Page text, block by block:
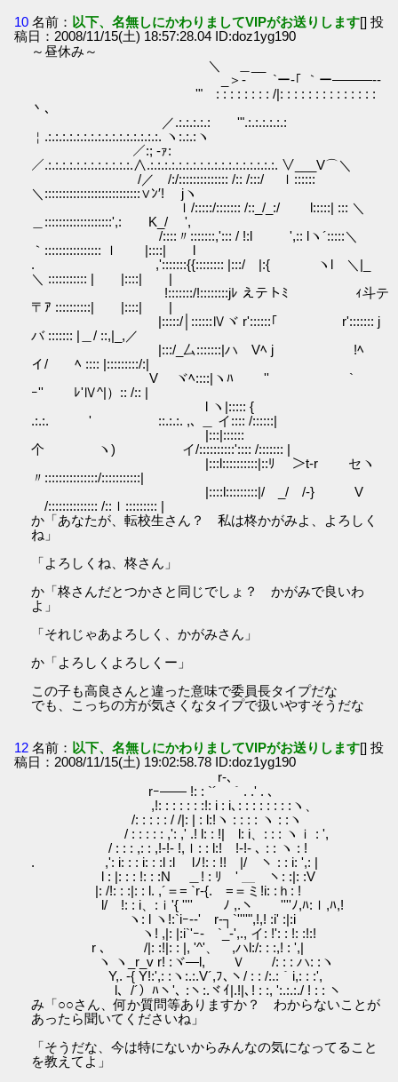
10 名前： 以下、名無しにかわりましてVIPがお送りします[] 投
稿日：2008/11/15(土) 18:57:28.04 ID:doz1yg190
～昼休み～
＼ ＿__
_＞‐ `ー‐｢ ｀ー―――‐-
'" : : : : : : : : /|: : : : : : : : : : : : : :
丶､
／.:.:.:.:.: '".:.:.:.:.:.:
￤.:.:.:.:.:.:.:.:.:.:.:.:.:.:.:.:. ヽ:.:.:ヽ
／:; -ｧ:
／.:.:.:.:.:.:.:.:.:.:.:.:.∧.:.:.:.:.:.:.:.:.:.:.:.:.:.:.:.:.:.:. ∨___V⌒＼
/／ /:/:::::::::::::: /:: /:::/ ｌ::::::
＼:::::::::::::::::::::::::::∨ﾝ′! jヽ
ｌ/:::::/::::::: /::_/_:/ l:::::| ::: ＼
＿:::::::::::::::::::',: K_/ ',
/::::〃:::::::,'::: / !:l ',:: lヽ´:::::＼
｀:::::::::::::::: ｌ |::::| l
. ,':::::::{{:::::::: |:::/ |:{ ヽl ＼|_
＼ ::::::::::: | |::::| |
!:::::::/!::::::::jﾚ えテトﾐ ｨ斗テ
〒ｱ ::::::::::| |::::| |
|:::::/│::::::Ⅳヾ r'::::::｢ r'::::::: j
バ ::::::: |＿/ ::,|_,／
|:::/_厶:::::::|ハ Vﾍ j !ﾍ
イ/ ﾍ :::: |:::::::::/:|
V ヾﾍ::::|ヽﾊ ゞ '' `
ｰ'' ﾚ'Ⅳ^|）:: /:: |
l ヽ|::::: {
.:.:. ' ::.:.:. ,､ ＿ イ:::: /::::::|
|:::|::::::
个 ヽ) イ/::::::::::':::: /::::::: |
|:::l::::::::::|::ﾘ ＞t-r セヽ
〃:::::::::::::::/:::::::::::|
|::::l:::::::::|/ _/ /-} V
/:::::::::::::: /::ｌ::::::::: |
か「あなたが、転校生さん？ 私は柊かがみよ、よろしく
ね」
「よろしくね、柊さん」
か「柊さんだとつかさと同じでしょ？ かがみで良いわ
よ」
「それじゃあよろしく、かがみさん」
か「よろしくよろしくー」
この子も高良さんと違った意味で委員長タイプだな
でも、こっちの方が気さくなタイプで扱いやすそうだな
12 名前： 以下、名無しにかわりましてVIPがお送りします[] 投
稿日：2008/11/15(土) 19:02:58.78 ID:doz1yg190
r-､
rｰ―― !: : `´￣｀. .' . ､
,!: : : : : : :!: i : i､: : : : : : : :ヽ、
/: : : : : / /|: | : l:!ヽ : : : : ヽ : :ヽ
/ : : : : : ,': ,' .! l: : !| l: i、: : : ヽｉ : ',
/ : : : ,: : ,!-!‐ !,ｌ: : l:! !‐!- ､ : : ヽ : !
. ,': i: : : i: : :l :l lﾉ!: : !! |/ ヽ : : i: ',: |
l : |: : : !: : :N ＿! : ﾘ ' ＿ ヽ: :|: :V
|: /!: : :|: : l. ,´＝= `r‐{. =＝ミ!i: :ｈ: !
l/ !: : i、:ｉ'{ '''' ﾉ ,.ヽ ''''ﾉ,ﾊ:ｌ,ﾊ,!
ヽ: l ヽ!:`iｰ‐‐' r‐┐`''''",!,! :i' :|:i
ヽ! ,|: |:i`'ｰ- `_‐',., イ: !': : !: :!:!
r ､ /|: :!|: : |, '^'、 ,ハl:/: : :,! : ',|
ヽ ヽ_r_v r! :ヾ―l, Ｖ /: : : ハ: :ヽ
Y,. -{ Y!:',: :ヽ:.:.V´,ﾌ､ヽ/ : : /:.:｀i,: : :',
l、/´）ﾊヽ'､ :ヽ:.ヾｲ|.!|､! : :, ':.:.:./ ! : : ヽ
み「○○さん、何か質問等ありますか？ わからないことが
あったら聞いてくださいね」
「そうだな、今は特にないからみんなの気になってること
を教えてよ」